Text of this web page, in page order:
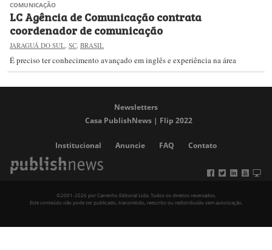
COMUNICAÇÃO
LC Agência de Comunicação contrata
coordenador de comunicação
JARAGUÁ DO SUL, SC, BRASIL
É preciso ter conhecimento avançado em inglês e experiência na área
Newsletters
Casa PublishNews | Flip 2022
Institucional Anuncie FAQ Contato
©2001-2026 por Carrenho Editorial Ltda. Todos os direitos reservados.
Este conteúdo não pode ser publicado, transmitido, reescrito ou redistribuído sem autorização.